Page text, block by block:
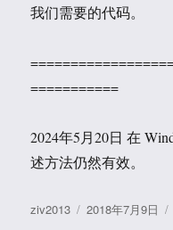
我们需要的代码。
===========
2024年5月20日 在
述方法仍然有效。
作
ziv2013
发
2018年7月9日